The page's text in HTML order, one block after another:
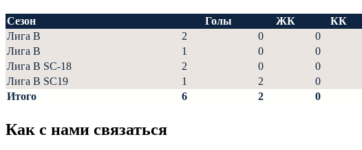
Сезон Голы ЖК КК
Лига В
2 0 0
Лига В
1 0 0
Лига В SC-18
2 0 0
Лига В SC19
1 2 0
Итого
6 2 0
Как с нами связаться